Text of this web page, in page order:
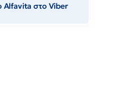
Αlfavita στο Viber